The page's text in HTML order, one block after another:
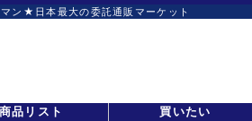
ン★日本最大の委託通販マーケット
商品リスト 買いたい